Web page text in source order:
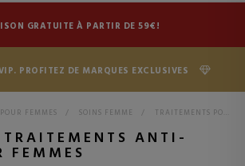
GRATUITE À PARTIR DE 59€!
PROFITEZ DE MARQUES EXCLUSIVES
FEMMES > SOINS FEMME > TRAITEMENTS POUR LES FEMMES
TRAITEMENTS ANTI-
FEMMES